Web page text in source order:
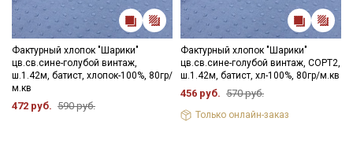
Фактурный хлопок "Шарики"
цв.св.сине-голубой винтаж,
ш.1.42м, батист, хлопок-100%, 80гр/
м.кв
472 руб. 590 руб.
Фактурный хлопок "Шарики"
цв.св.сине-голубой винтаж, СОРТ2,
ш.1.42м, батист, хл-100%, 80гр/м.кв
456 руб. 570 руб.
Только онлайн-заказ